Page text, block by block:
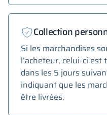
Collection
Si les marchandises
l’acheteur, celui-ci est
dans les 5 jours
indiquant que les
être livrées.